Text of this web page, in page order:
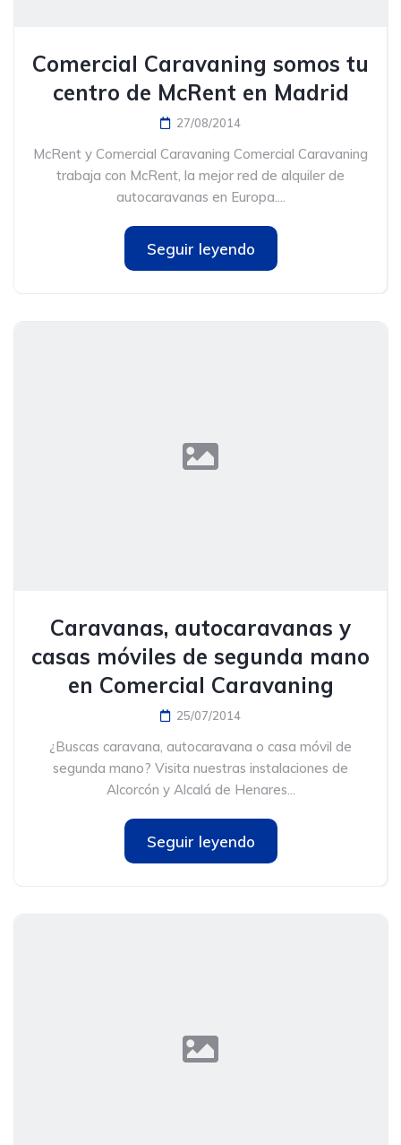
Comercial Caravaning somos tu
centro de McRent en Madrid
27/08/2014
McRent y Comercial Caravaning Comercial Caravaning
trabaja con McRent, la mejor red de alquiler de
autocaravanas en Europa....
Seguir leyendo
Caravanas, autocaravanas y
casas móviles de segunda mano
en Comercial Caravaning
25/07/2014
¿Buscas caravana, autocaravana o casa móvil de
segunda mano? Visita nuestras instalaciones de
Alcorcón y Alcalá de Henares...
Seguir leyendo